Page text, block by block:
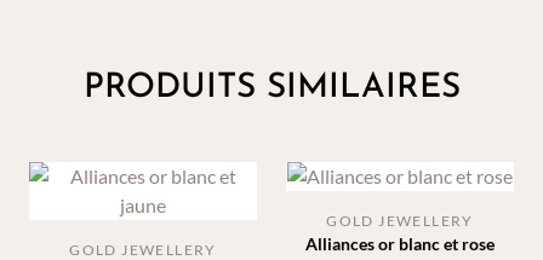
PRODUITS SIMILAIRES
GOLD JEWELLERY Alliances or blanc et rose
GOLD JEWELLERY